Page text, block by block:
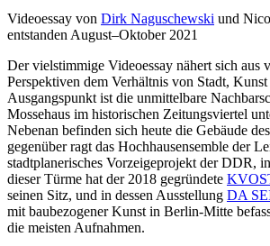
Videoessay von Dirk Naguschewski und
entstanden August–Oktober 2021
Der vielstimmige Videoessay nähert sich aus
Perspektiven dem Verhältnis von Stadt,
Ausgangspunkt ist die unmittelbare
Mossehaus im historischen Zeitungsviertel
Nebenan befinden sich heute die Gebäude
gegenüber ragt das Hochhausensemble der
stadtplanerisches Vorzeigeprojekt der DDR,
dieser Türme hat der 2018 gegründete
seinen Sitz, und in dessen Ausstellung DA
mit baubezogener Kunst in Berlin-Mitte
die meisten Aufnahmen.